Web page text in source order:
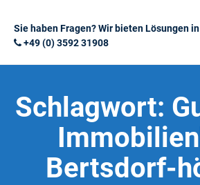
Sie haben Fragen? Wir bieten Lösungen
+49 (0) 3592 31908
Schlagwort:
Bertsdorf-